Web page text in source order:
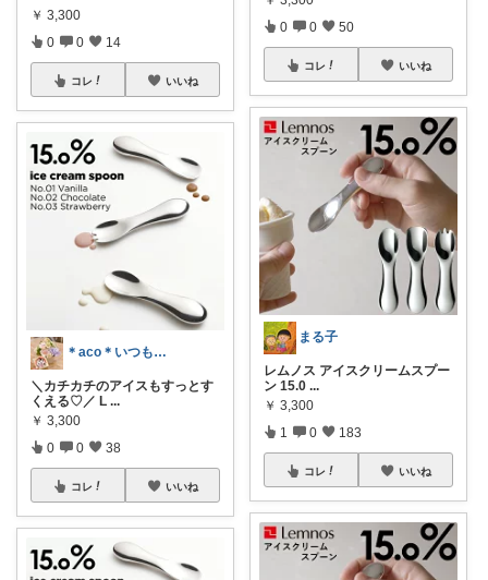
￥ 3,300
0 0 14
コレ いいね
＊aco＊いつもありがとうございます♡
＼カチカチのアイスもすっとす
くえる♡／ L ...
￥ 3,300
0 0 38
コレ いいね
0 0 50
コレ いいね
まる子
レムノス アイスクリームスプー
ン 15.0 ...
￥ 3,300
1 0 183
コレ いいね